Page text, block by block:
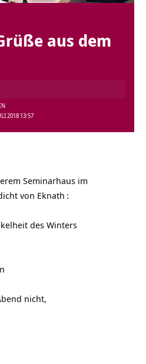
aus dem
2018 13:57
Seminarhaus im
von Eknath :
des Winters
nicht,